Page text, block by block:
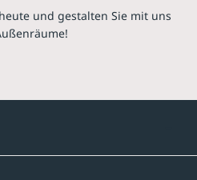
und gestalten Sie mit uns